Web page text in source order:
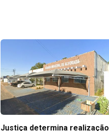
Justiça determina realização